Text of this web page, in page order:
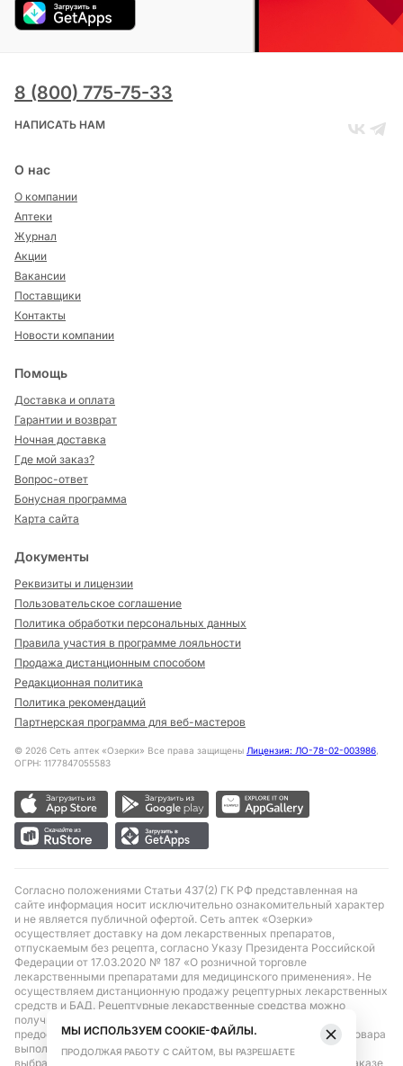
8 (800) 775-75-33
НАПИСАТЬ НАМ
О нас
О компании
Аптеки
Журнал
Акции
Вакансии
Поставщики
Контакты
Новости компании
Помощь
Доставка и оплата
Гарантии и возврат
Ночная доставка
Где мой заказ?
Вопрос-ответ
Бонусная программа
Карта сайта
Документы
Реквизиты и лицензии
Пользовательское соглашение
Политика обработки персональных данных
Правила участия в программе лояльности
Продажа дистанционным способом
Редакционная политика
Политика рекомендаций
Партнерская программа для веб-мастеров
© 2026 Сеть аптек «Озерки» Все права защищены Лицензия: ЛО-78-02-003986,
ОГРН: 1177847055583
Согласно положениями Статьи 437(2) ГК РФ представленная на
сайте информация носит исключительно ознакомительный характер
и не является публичной офертой. Сеть аптек «Озерки»
осуществляет доставку на дом лекарственных препаратов,
отпускаемым без рецепта, согласно Указу Президента Российской
Федерации от 17.03.2020 № 187 «О розничной торговле
лекарственными препаратами для медицинского применения». Не
осуществляем дистанционную продажу рецептурных лекарственных
средств и БАД. Рецептурные лекарственные средства можно
получить только при помощи самовывоза в аптеке при
предоставлении рецепта, выписанного врачом. Бронирование товара
выполняется при условиях последующего выкупа заказа в
выбранном аптечном пункте. Цена действительна только при заказе
МЫ ИСПОЛЬЗУЕМ COOKIE-ФАЙЛЫ.
ПРОДОЛЖАЯ РАБОТУ С САЙТОМ, ВЫ РАЗРЕШАЕТЕ